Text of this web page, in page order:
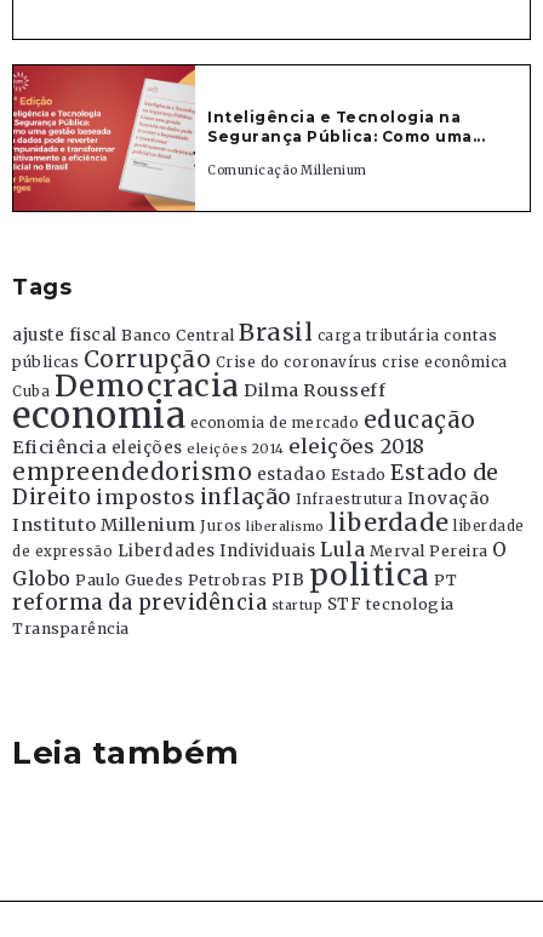
Inteligência e Tecnologia na
Segurança Pública: Como uma...
Comunicação Millenium
Tags
ajuste fiscal Banco Central Brasil carga tributária contas
públicas Corrupção Crise do coronavírus crise econômica
Cuba Democracia Dilma Rousseff
economia economia de mercado educação
Eficiência eleições eleições 2014 eleições 2018
empreendedorismo estadao Estado Estado de
Direito impostos inflação Infraestrutura Inovação
Instituto Millenium Juros liberalismo liberdade liberdade
de expressão Liberdades Individuais Lula Merval Pereira O
Globo Paulo Guedes Petrobras PIB politica PT
reforma da previdência startup STF tecnologia
Transparência
Leia também